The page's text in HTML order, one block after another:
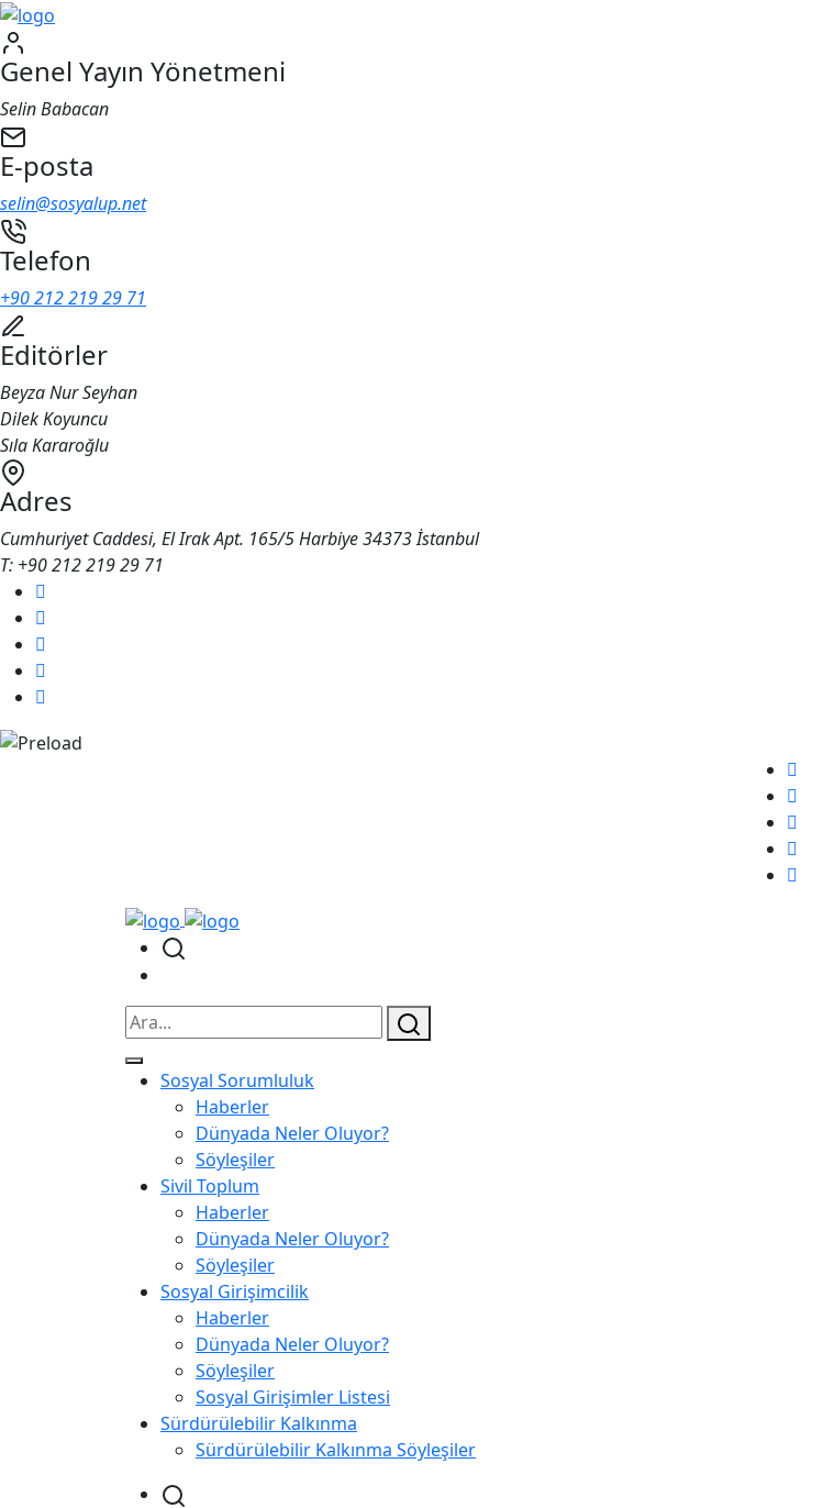
Genel Yayın Yönetmeni
Selin Babacan
E-posta
selin@sosyalup.net
Telefon
+90 212 219 29 71
Editörler
Beyza Nur Seyhan
Dilek Koyuncu
Sıla Kararoğlu
Adres
Cumhuriyet Caddesi, El Irak Apt. 165/5 Harbiye 34373 İstanbul
T: +90 212 219 29 71
Sosyal Sorumluluk
Haberler
Dünyada Neler Oluyor?
Söyleşiler
Sivil Toplum
Haberler
Dünyada Neler Oluyor?
Söyleşiler
Sosyal Girişimcilik
Haberler
Dünyada Neler Oluyor?
Söyleşiler
Sosyal Girişimler Listesi
Sürdürülebilir Kalkınma
Sürdürülebilir Kalkınma Söyleşiler